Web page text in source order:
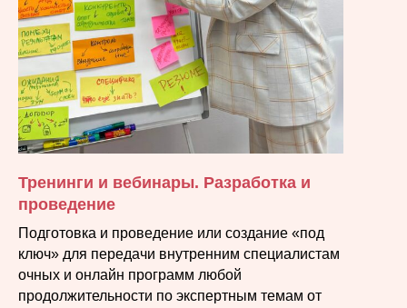
Тренинги и вебинары. Разработка и
проведение
Подготовка и проведение или создание «под
ключ» для передачи внутренним специалистам
очных и онлайн программ любой
продолжительности по экспертным темам от